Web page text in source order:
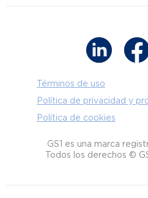
Términos de uso
Política de privacidad y
Política de cookies
GS1 es una marca
Todos los derechos ©